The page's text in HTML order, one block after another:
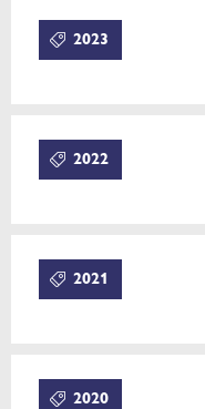
2023
2022
2021
2020